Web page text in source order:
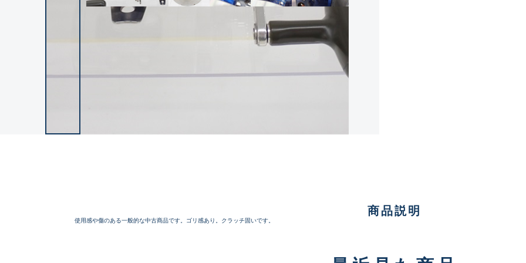
かなり使用感があり、全体
商品説明
使用感や傷のある一般的な中古商品です。ゴリ感あり。クラッチ固いです。